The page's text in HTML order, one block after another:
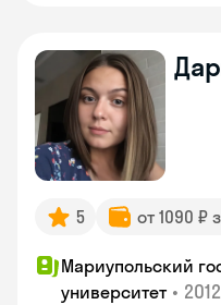
5 от 1090 ₽
Мариупольский
университет •